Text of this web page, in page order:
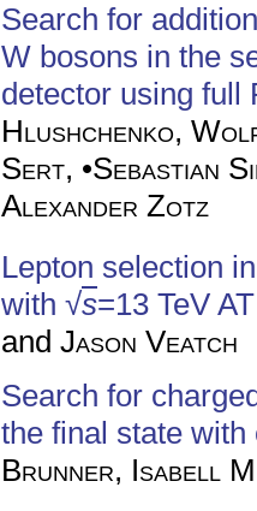
Search for
W bosons in the
detector using full
Hlushchenko,
Sert, •Sebastian
Alexander Zotz
Lepton selection
with √s=13 TeV
and Jason Veatch
Search for
the final state
Brunner, Isabell